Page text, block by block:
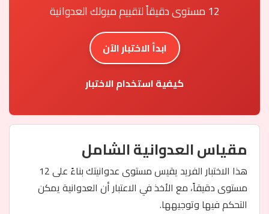
12 مستوى دقيقاً لتقييم ميولك العدوانية
ابدأ الاختبار الآن
كيفية استخدام الاختبار
مقياس العدوانية الشامل
هذا الاختبار الفريد يقيس مستوى عدوانيتك بناءً على 12
مستوى دقيقاً، مع الأخذ في الاعتبار أن العدوانية يمكن
التحكم فيها وتوجيهها.